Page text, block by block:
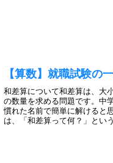
【算数】就職試験の
和差算について和差算は、大
の数量を求める問題です。中
慣れた名前で簡単に解けると
は、「和差算って何？」とい